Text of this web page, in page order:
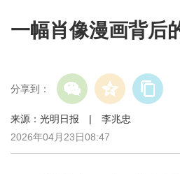
一幅肖像漫画背后
分享到：
来源：光明日报 | 李兆忠
2026年04月23日08:47